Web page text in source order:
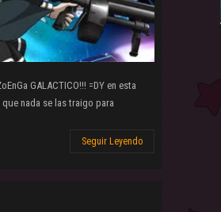
GALACTICO!!! =DY en esta
nada se las traigo para
Seguir Leyendo